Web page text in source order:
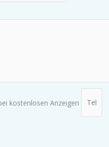
kostenlosen Anzeigen